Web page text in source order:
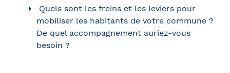
Quels sont les freins et les leviers pour
mobiliser les habitants de votre commune ?
De quel accompagnement auriez-vous
besoin ?